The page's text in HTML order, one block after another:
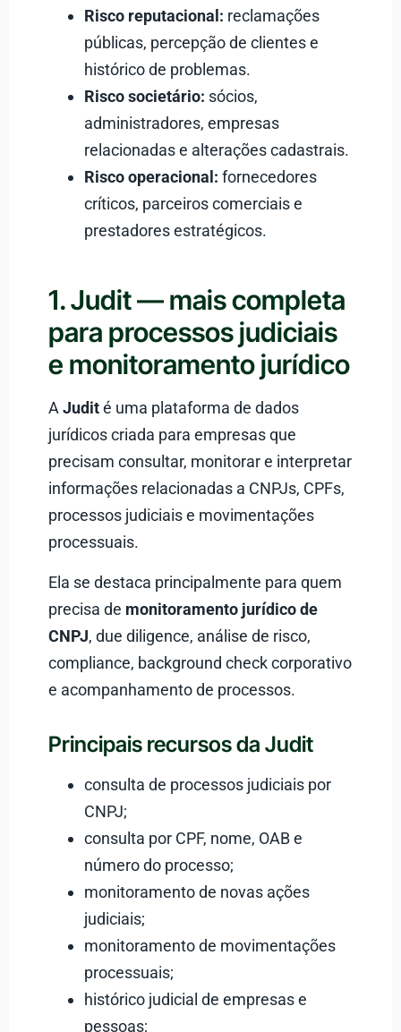
Risco reputacional: reclamações
públicas, percepção de clientes e
histórico de problemas.
Risco societário: sócios,
administradores, empresas
relacionadas e alterações cadastrais.
Risco operacional: fornecedores
críticos, parceiros comerciais e
prestadores estratégicos.
1. Judit — mais completa
para processos judiciais
e monitoramento jurídico
A Judité uma plataforma de dados
jurídicos criada para empresas que
precisam consultar, monitorar e interpretar
informações relacionadas a CNPJs, CPFs,
processos judiciais e movimentações
processuais.
Ela se destaca principalmente para quem
precisa de monitoramento jurídico de
CNPJ, due diligence, análise de risco,
compliance, background check corporativo
e acompanhamento de processos.
Principais recursos da Judit
consulta de processos judiciais por
CNPJ;
consulta por CPF, nome, OAB e
número do processo;
monitoramento de novas ações
judiciais;
monitoramento de movimentações
processuais;
histórico judicial de empresas e
pessoas;